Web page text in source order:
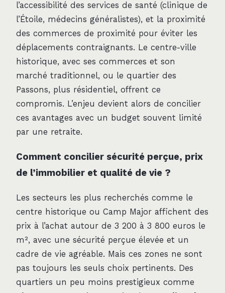
l’accessibilité des services de santé (clinique de
l’Étoile, médecins généralistes), et la proximité
des commerces de proximité pour éviter les
déplacements contraignants. Le centre-ville
historique, avec ses commerces et son
marché traditionnel, ou le quartier des
Passons, plus résidentiel, offrent ce
compromis. L’enjeu devient alors de concilier
ces avantages avec un budget souvent limité
par une retraite.
Comment concilier sécurité perçue, prix
de l’immobilier et qualité de vie ?
Les secteurs les plus recherchés comme le
centre historique ou Camp Major affichent des
prix à l’achat autour de 3 200 à 3 800 euros le
m², avec une sécurité perçue élevée et un
cadre de vie agréable. Mais ces zones ne sont
pas toujours les seuls choix pertinents. Des
quartiers un peu moins prestigieux comme